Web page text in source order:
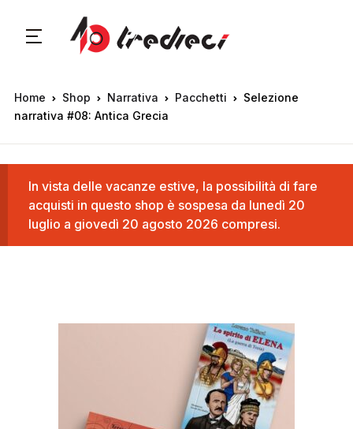
Home Shop Narrativa Pacchetti
Selezione
narrativa #08: Antica Grecia
In vista delle vacanze estive, la possibilità di fare
acquisti in questo shop è sospesa da lunedì 20
luglio a giovedì 20 agosto 2026 compresi.